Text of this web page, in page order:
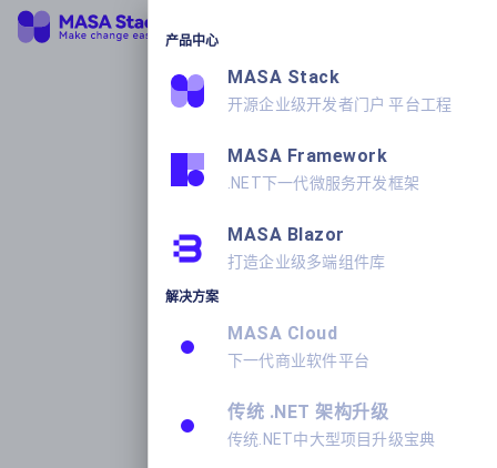
产品中心
MASA Stack
开源企业级开发者门户 平台工程
MASA Framework
.NET下一代微服务开发框架
MASA Blazor
打造企业级多端组件库
解决方案
MASA Cloud
下一代商业软件平台
传统 .NET 架构升级
传统.NET中大型项目升级宝典